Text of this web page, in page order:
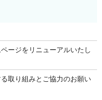
ージをリニューアルいたし
取り組みとご協力のお願い